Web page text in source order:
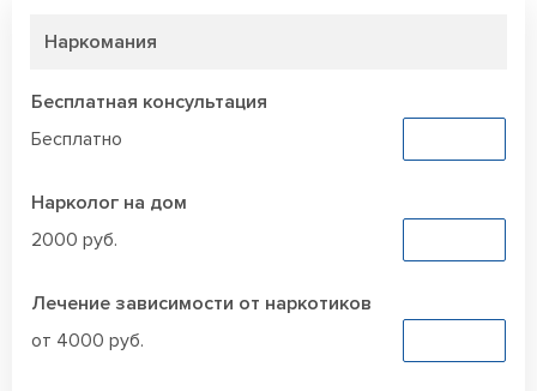
Наркомания
Бесплатная консультация
Бесплатно
Нарколог на дом
2000 руб.
Лечение зависимости от наркотиков
от 4000 руб.